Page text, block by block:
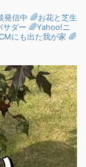
発信中 🌈お花と芝生
サダー 🌈Yahoo!ニ
にも出た我が家 🌈